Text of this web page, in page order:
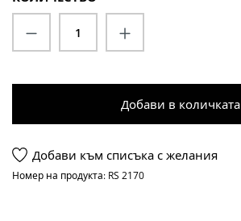
Количество на
Добави в количката
Добави към списъка с желания
Номер на продукта: RS 2170